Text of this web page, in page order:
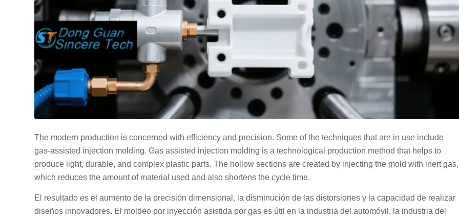
The modern production is concerned with efficiency and precision. Some of the techniques that are in use include
gas-assisted injection molding. Gas assisted injection molding is a technological production method that helps to
produce light, durable, and complex plastic parts. The hollow sections are created by injecting the mold with inert gas,
which reduces the amount of material used and also shortens the cycle time.
El resultado es el aumento de la precisión dimensional, la disminución de las distorsiones y la capacidad de realizar
diseños innovadores. El moldeo por inyección asistida por gas es útil en la industria del automóvil, la industria del